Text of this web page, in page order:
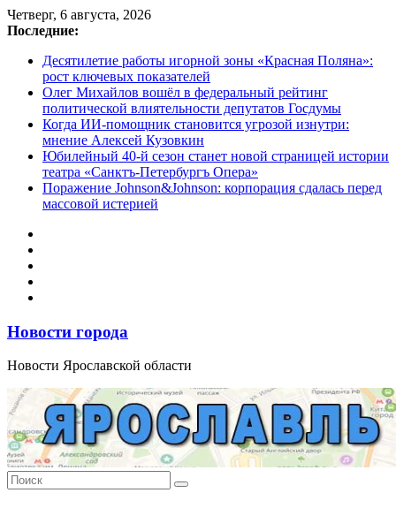
Перейти
к
Четверг, 6 августа, 2026
Последние:
Десятилетие работы игорной зоны «Красная Поляна»:
рост ключевых показателей
Олег Михайлов вошёл в федеральный рейтинг
политической влиятельности депутатов Госдумы
Когда ИИ-помощник становится угрозой изнутри:
мнение Алексей Кузовкин
Юбилейный 40-й сезон станет новой страницей истории
театра «Санктъ-Петербургъ Опера»
Поражение Johnson&Johnson: корпорация сдалась перед
массовой истерией
Новости города
Новости Ярославской области